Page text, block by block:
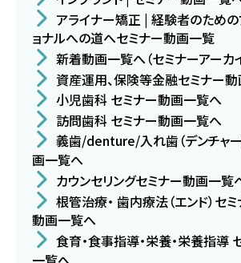
アライナー矯正 | 経験者のための
ョナルへの道へセミナー動画一覧
新着動画一覧へ（セミナーアーカ
資産運用、保険等金融セミナー
小児歯科 セミナー動画一覧へ
訪問歯科 セミナー動画一覧へ
義歯/denture/入れ歯（デンチャー
画一覧へ
カウンセリングセミナー動画一覧
根管治療・ 歯内療法（エンド）セ
動画一覧へ
食育・食事指導・栄養・栄養指導